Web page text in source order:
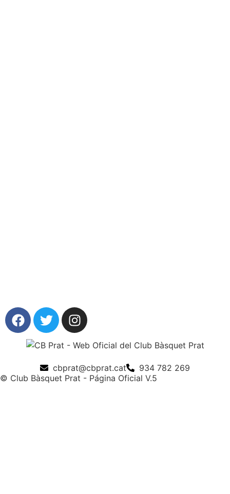
cbprat@cbprat.cat
934 782 269
© Club Bàsquet Prat - Página Oficial V.5